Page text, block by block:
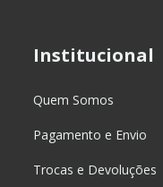
Institucional
Quem Somos
Pagamento e Envio
Trocas e Devoluções